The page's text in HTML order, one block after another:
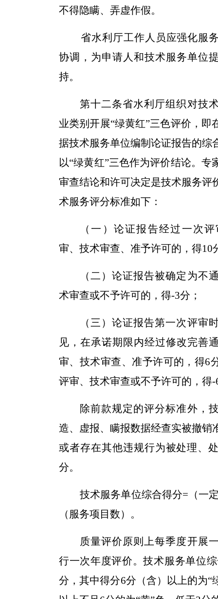
不得隐瞒、弄虚作假。
省水利厅工作人员应强化服务
协调，为申请人和技术服务单位
持。
第十二条省水利厅组织对技
业类别开展“绿黄红”三色评价 ，即
据技术服务单位编制论证报告的综
以“绿黄红”三色作为评价结论。专
审查结论和许可决定是技术服务评
术服务评分标准如下：
（一）论证报告经过 一次评
审、技术审查、准予许可的，得10
（二）论证报告被确定为不
术审查或不予许可的，得-3分 ；
（三）论证报告第一次评审
见，在承诺期限内经过修改完善
审、技术审查、准予许可的，得6
评审、技术审查或不予许可的，得-
除前款规定的评分标准外，
造、虚报、瞒报数据经查实被撤销
或者存在其他违规行为被处理、
分。
技术服务单位综合得分=（一
（服务项目数）。
质量评价原则上每季度开展
行一次年度评价。技术服务单位
分，其中得分6分 （含） 以上的为“